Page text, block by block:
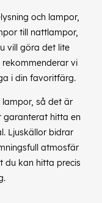
och lampor,
till nattlampor,
vill göra det lite
rekommenderar vi
i din favoritfärg.
så det är
garanterat hitta en
Ljuskällor bidrar
atmosfär
du kan hitta precis